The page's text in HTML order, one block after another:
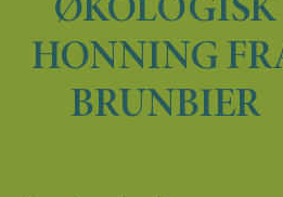
ØKOLOGISK
HONNING
BRUNBIER